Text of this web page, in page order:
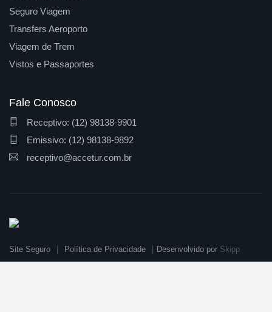
Seguro Viagem
Transfers Aeroporto
Viagem de Trem
Vistos e Passaportes
Fale Conosco
Receptivo: (12) 98138-9901
Emissivo: (12) 98138-9892
receptivo@accetur.com.br
Site Seguro Política de Privacidade Desenvolvido por Skipp